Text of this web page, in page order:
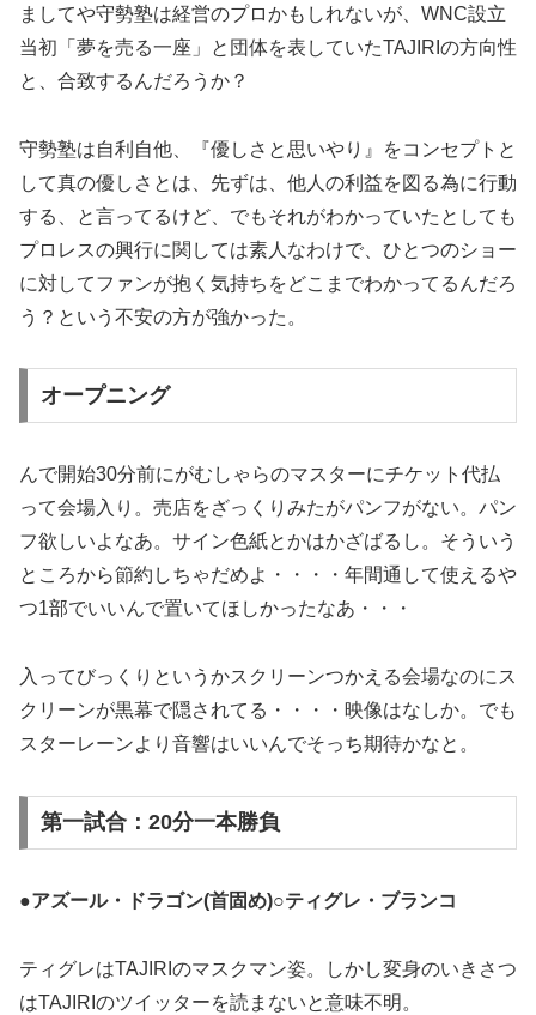
ましてや守勢塾は経営のプロかもしれないが、WNC設立
当初「夢を売る一座」と団体を表していたTAJIRIの方向性
と、合致するんだろうか？
守勢塾は自利自他、『優しさと思いやり』をコンセプトと
して真の優しさとは、先ずは、他人の利益を図る為に行動
する、と言ってるけど、でもそれがわかっていたとしても
プロレスの興行に関しては素人なわけで、ひとつのショー
に対してファンが抱く気持ちをどこまでわかってるんだろ
う？という不安の方が強かった。
オープニング
んで開始30分前にがむしゃらのマスターにチケット代払
って会場入り。売店をざっくりみたがパンフがない。パン
フ欲しいよなあ。サイン色紙とかはかざばるし。そういう
ところから節約しちゃだめよ・・・・年間通して使えるや
つ1部でいいんで置いてほしかったなあ・・・
入ってびっくりというかスクリーンつかえる会場なのにス
クリーンが黒幕で隠されてる・・・・映像はなしか。でも
スターレーンより音響はいいんでそっち期待かなと。
第一試合：20分一本勝負
●アズール・ドラゴン(首固め)○ティグレ・ブランコ
ティグレはTAJIRIのマスクマン姿。しかし変身のいきさつ
はTAJIRIのツイッターを読まないと意味不明。